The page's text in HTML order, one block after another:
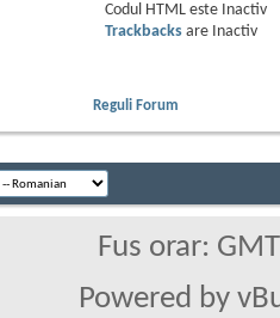
Codul HTML este
Inactiv
Trackbacksare
Inactiv
Reguli Forum
Fus orar:
Powered by